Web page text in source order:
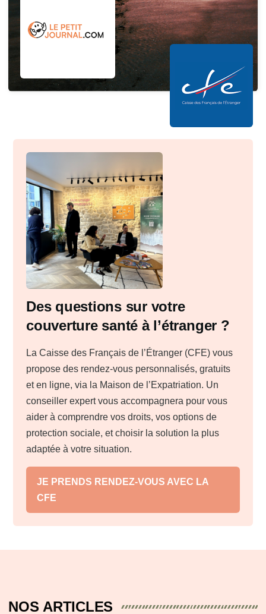
Des questions sur votre
couverture santé à l’étranger ?
La Caisse des Français de l’Étranger (CFE) vous
propose des rendez-vous personnalisés, gratuits
et en ligne, via la Maison de l’Expatriation. Un
conseiller expert vous accompagnera pour vous
aider à comprendre vos droits, vos options de
protection sociale, et choisir la solution la plus
adaptée à votre situation.
JE PRENDS RENDEZ-VOUS AVEC LA
CFE
NOS ARTICLES